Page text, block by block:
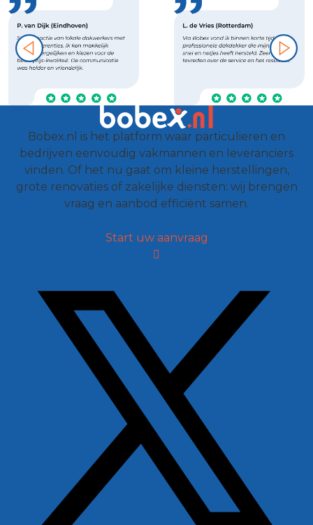
Bobex.nl is het platform waar particulieren en
bedrijven eenvoudig vakmannen en leveranciers
vinden. Of het nu gaat om kleine herstellingen,
grote renovaties of zakelijke diensten: wij brengen
vraag en aanbod efficiënt samen.
Start uw aanvraag